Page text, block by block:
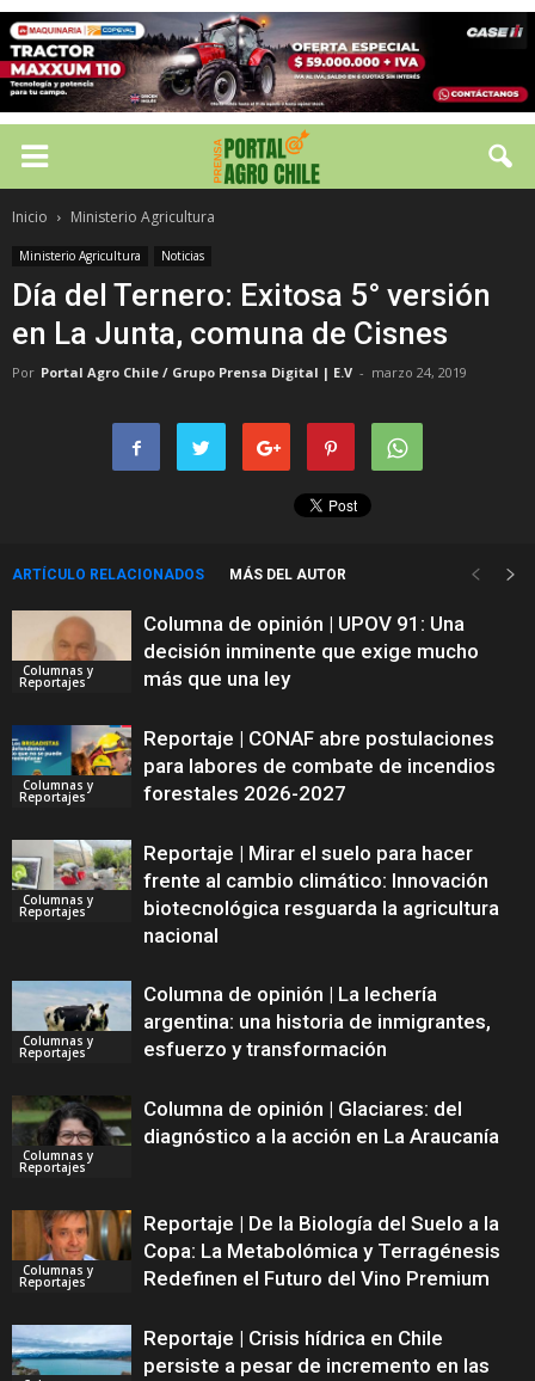
Inicio Ministerio Agricultura
Ministerio Agricultura Noticias
Día del Ternero: Exitosa 5° versión
en La Junta, comuna de Cisnes
Por Portal Agro Chile / Grupo Prensa Digital | E.V - marzo 24, 2019
ARTÍCULO RELACIONADOS MÁS DEL AUTOR
Columnas y
Reportajes
Columna de opinión | UPOV 91: Una
decisión inminente que exige mucho
más que una ley
Columnas y
Reportajes
Reportaje | CONAF abre postulaciones
para labores de combate de incendios
forestales 2026-2027
Columnas y
Reportajes
Reportaje | Mirar el suelo para hacer
frente al cambio climático: Innovación
biotecnológica resguarda la agricultura
nacional
Columnas y
Reportajes
Columna de opinión | La lechería
argentina: una historia de inmigrantes,
esfuerzo y transformación
Columnas y
Reportajes
Columna de opinión | Glaciares: del
diagnóstico a la acción en La Araucanía
Columnas y
Reportajes
Reportaje | De la Biología del Suelo a la
Copa: La Metabolómica y Terragénesis
Redefinen el Futuro del Vino Premium
Reportaje | Crisis hídrica en Chile
persiste a pesar de incremento en las